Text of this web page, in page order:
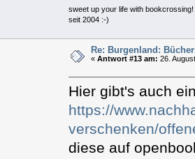
sweet up your life with bookcrossing!
seit 2004 :-)
Re: Burgenland:
«Antwort #13 am: 26.
Hier gibt's auch
https://
verschenken/
diese auf